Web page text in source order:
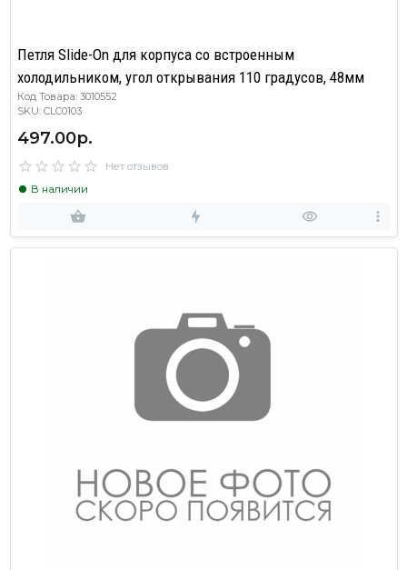
Петля Slide-On для корпуса со встроенным
холодильником, угол открывания 110 градусов, 48мм
Код Товара: 3010552
SKU: CLC0103
497.00р.
Нет отзывов
В наличии